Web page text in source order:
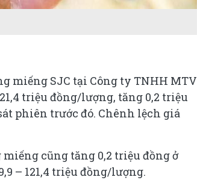
miếng SJC tại Công ty TNHH MTV
triệu đồng/lượng, tăng 0,2 triệu
phiên trước đó. Chênh lệch giá
cũng tăng 0,2 triệu đồng ở
– 121,4 triệu đồng/lượng.